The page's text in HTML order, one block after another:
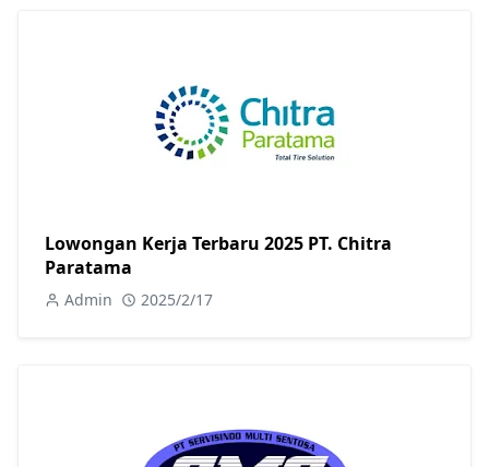
Lowongan Kerja Terbaru 2025 PT. Chitra
Paratama
Admin 2025/2/17